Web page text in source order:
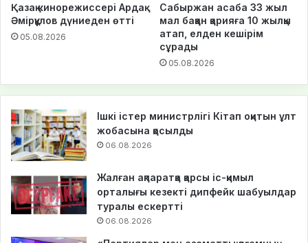
Қазақ кинорежиссері Ардақ
Әмірқұлов дүниеден өтті
05.08.2026
Сабыржан асаба 33 жыл
мал баққан қарияға 10 жылқы
атап, елден кешірім
сұрады
05.08.2026
Ішкі істер министрлігі Кітап оқитын ұлт
жобасына қосылды
06.08.2026
Жалған ақпаратқа қарсы іс-қимыл
орталығы кезекті дипфейк шабуылдар
туралы ескертті
06.08.2026